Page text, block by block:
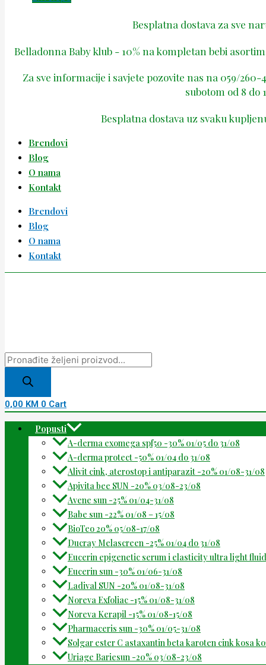
Besplatna dostava za sve
Belladonna Baby klub - 10% na kompletan bebi
Za sve informacije i savjete pozovite nas na 059/
subotom od 8 do
Besplatna dostava uz svaku
Brendovi
Blog
O nama
Kontakt
Brendovi
Blog
O nama
Kontakt
0,00 KM 0 Cart
Popusti
A-derma exomega spf50 -30% 01/05 do 31/08
A-derma protect -50% 01/04 do 31/08
Alivit cink, aterostop i antiparazit -20% 01/08-31/08
Apivita bee SUN -20% 03/08-23/08
Avene sun -25% 01/04-31/08
Babe sun -22% 01/08 – 15/08
BioTeo 20% 05/08-17/08
Ducray Melascreen -25% 01/04 do 31/08
Eucerin epigenetic serum i elasticity ultra light
Eucerin sun -30% 01/06-31/08
Ladival SUN -20% 01/08-31/08
Noreva Exfoliac -15% 01/08-31/08
Noreva Kerapil -15% 01/08-15/08
Pharmaceris sun -30% 01/05-31/08
Solgar ester C astaxantin beta karoten cink kosa
Uriage Bariesun -20% 03/08-23/08